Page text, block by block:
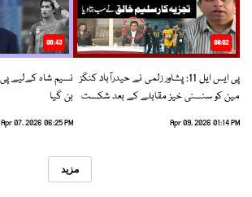
09:02
پی ایس ایل 11: پشاور زلمی نے حیدرآباد کنگز
مین کو سنسنی خیز مقابلے کے بعد شکست
Apr 09, 2026 01:14 PM
06:43
بن گیا
Apr 07, 2026 06:25 PM
مزید